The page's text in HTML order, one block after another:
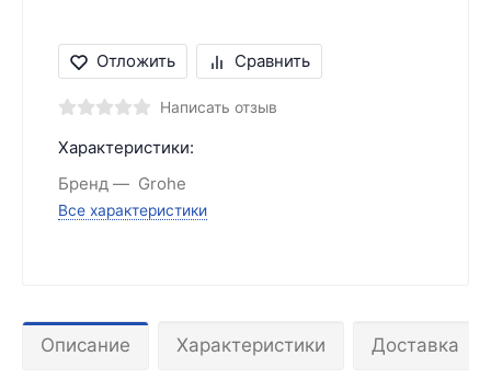
Отложить Сравнить
Написать отзыв
Характеристики:
Бренд
Grohe
Все характеристики
Описание Характеристики Доставка